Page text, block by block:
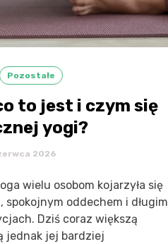
Pozostałe
to jest i czym się
yogi?
2026
wielu osobom kojarzyła się
spokojnym oddechem i długim
Dziś coraz większą
jednak jej bardziej